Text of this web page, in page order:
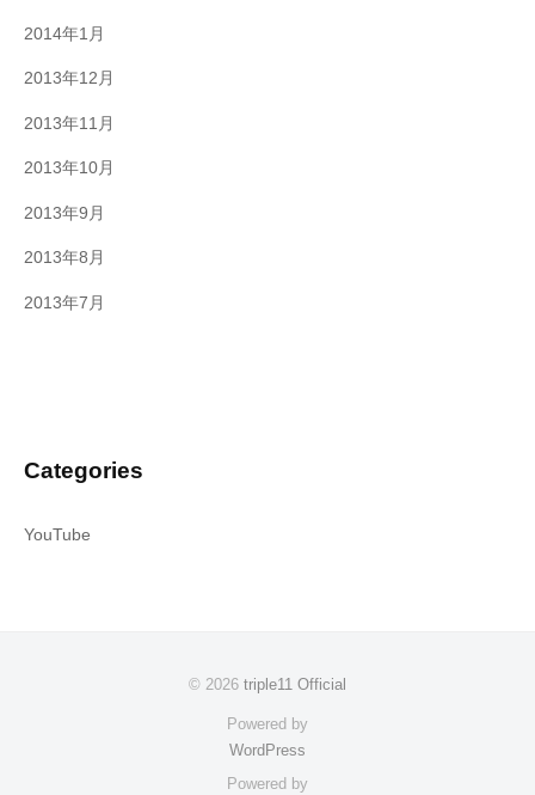
2014年1月
2013年12月
2013年11月
2013年10月
2013年9月
2013年8月
2013年7月
Categories
YouTube
© 2026 triple11 Official
Powered by
WordPress
Powered by